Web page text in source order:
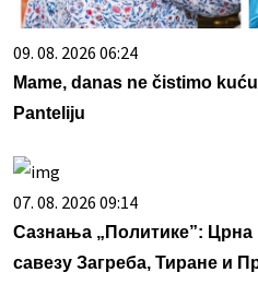
09. 08. 2026 06:24
Mame, danas ne čistimo
Panteliju
07. 08. 2026 09:14
Сазнања „Политике”: Црна
савезу Загреба, Тиране и